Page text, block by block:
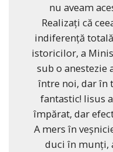
nu aveam
Realizați că
indiferență
istoricilor, a
sub o anestezie
între noi, dar în
fantastic! Iisus
împărat, dar
A mers în
duci în munți,